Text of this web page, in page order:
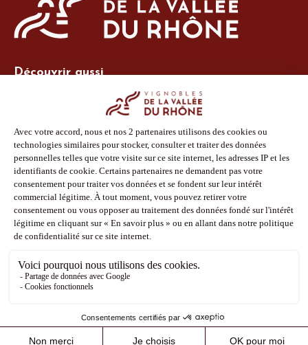
Découvrir aussi
Espace adhérent
Espace presse
Phototèque
Suivez-nous
Facebook
Instagram
Pinterest
Youtube
Mentions légales Politique de confidentialité